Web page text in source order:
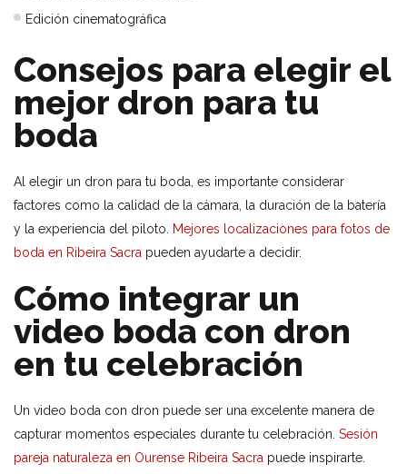
Edición cinematográfica
Consejos para elegir el
mejor dron para tu
boda
Al elegir un dron para tu boda, es importante considerar
factores como la calidad de la cámara, la duración de la batería
y la experiencia del piloto. Mejores localizaciones para fotos de
boda en Ribeira Sacra pueden ayudarte a decidir.
Cómo integrar un
video boda con dron
en tu celebración
Un video boda con dron puede ser una excelente manera de
capturar momentos especiales durante tu celebración. Sesión
pareja naturaleza en Ourense Ribeira Sacra puede inspirarte.